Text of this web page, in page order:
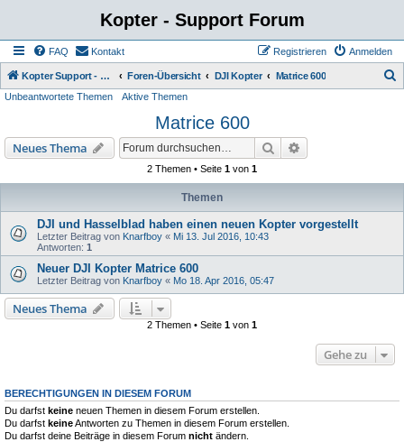
Kopter - Support Forum
FAQ Kontakt Anmelden
Registrieren
Kopter Support - von Anwendern für Anwender. Foren-Übersicht DJI Kopter Matrice 600
Unbeantwortete Themen Aktive Themen
Matrice 600
Neues Thema Suche
2 Themen • Seite 1 von 1
Themen
DJI und Hasselblad haben einen neuen Kopter vorgestellt
Letzter Beitrag von Knarfboy « Mi 13. Jul 2016, 10:43
Antworten: 1
Neuer DJI Kopter Matrice 600
Letzter Beitrag von Knarfboy « Mo 18. Apr 2016, 05:47
Neues Thema
2 Themen • Seite 1 von 1
Gehe zu
BERECHTIGUNGEN IN DIESEM FORUM
Du darfst keine neuen Themen in diesem Forum erstellen.
Du darfst keineAntworten zu Themen in diesem Forum erstellen.
Du darfst deine Beiträge in diesem Forum nicht ändern.